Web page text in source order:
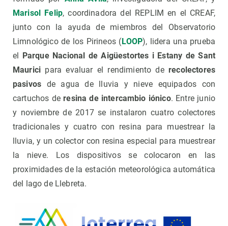
Marisol Felip, coordinadora del REPLIM en el CREAF,
junto con la ayuda de miembros del Observatorio
Limnológico de los Pirineos (LOOP), lidera una prueba
el Parque Nacional de Aigüestortes i Estany de Sant
Maurici para evaluar el rendimiento derecolectores
pasivos de agua de lluvia y nieve equipados con
cartuchos deresina de intercambio iónico. Entre junio
y noviembre de 2017 se instalaron cuatro colectores
tradicionales y cuatro con resina para muestrear la
lluvia, y un colector con resina especial para muestrear
la nieve. Los dispositivos se colocaron en las
proximidades de la estación meteorológica automática
del lago de Llebreta.